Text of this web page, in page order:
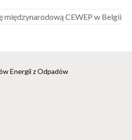
międzynarodową CEWEP w Belgii
Energii z Odpadów